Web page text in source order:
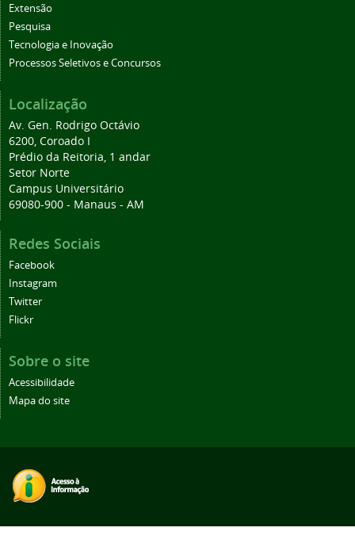
Extensão
Pesquisa
Tecnologia e Inovação
Processos Seletivos e Concursos
Localização
Av. Gen. Rodrigo Octávio
6200, Coroado I
Prédio da Reitoria, 1 andar
Setor Norte
Campus Universitário
69080-900 - Manaus - AM
Redes Sociais
Facebook
Instagram
Twitter
Flickr
Sobre o site
Acessibilidade
Mapa do site